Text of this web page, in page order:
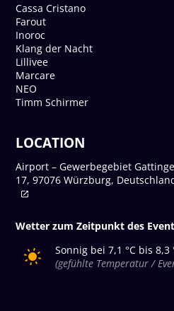
Cassa Cristano
Farout
Inoroc
Klang der Nacht
Lillivee
Marcare
NEO
Timm Schirmer
LOCATION
Airport – Gewerbegebiet
17, 97076 Würzburg,
Wetter zum Zeitpunkt des
Sonnig bei 7,1 °C bis 8,3
(gefühlte Temperatur /